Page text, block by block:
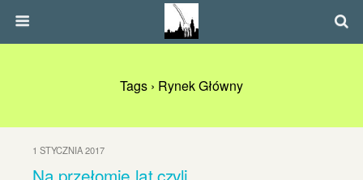
Tags › Rynek Główny
1 STYCZNIA 2017
Na przełomie lat czyli